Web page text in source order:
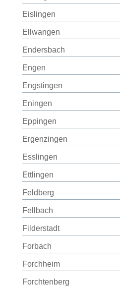
Eislingen
Ellwangen
Endersbach
Engen
Engstingen
Eningen
Eppingen
Ergenzingen
Esslingen
Ettlingen
Feldberg
Fellbach
Filderstadt
Forbach
Forchheim
Forchtenberg